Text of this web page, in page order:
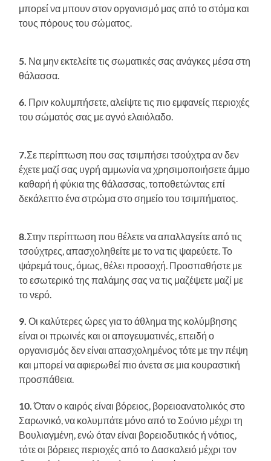
μπορεί να μπουν στον οργανισμό μας από το στόμα και
τους πόρους του σώματος.
5. Να μην εκτελείτε τις σωματικές σας ανάγκες μέσα στη
θάλασσα.
6. Πριν κολυμπήσετε, αλείψτε τις πιο εμφανείς περιοχές
του σώματός σας με αγνό ελαιόλαδο.
7.Σε περίπτωση που σας τσιμπήσει τσούχτρα αν δεν
έχετε μαζί σας υγρή αμμωνία να χρησιμοποιήσετε άμμο
καθαρή ή φύκια της θάλασσας, τοποθετώντας επί
δεκάλεπτο ένα στρώμα στο σημείο του τσιμπήματος.
8.Στην περίπτωση που θέλετε να απαλλαγείτε από τις
τσούχτρες, απασχοληθείτε με το να τις ψαρεύετε. Το
ψάρεμά τους, όμως, θέλει προσοχή. Προσπαθήστε με
το εσωτερικό της παλάμης σας να τις μαζέψετε μαζί με
το νερό.
9.Οι καλύτερες ώρες για το άθλημα της κολύμβησης
είναι οι πρωινές και οι απογευματινές, επειδή ο
οργανισμός δεν είναι απασχολημένος τότε με την πέψη
και μπορεί να αφιερωθεί πιο άνετα σε μια κουραστική
προσπάθεια.
10.Όταν ο καιρός είναι βόρειος, βορειοανατολικός στο
Σαρωνικό, να κολυμπάτε μόνο από το Σούνιο μέχρι τη
Βουλιαγμένη, ενώ όταν είναι βορειοδυτικός ή νότιος,
τότε οι βόρειες περιοχές από το Δασκαλειό μέχρι τον